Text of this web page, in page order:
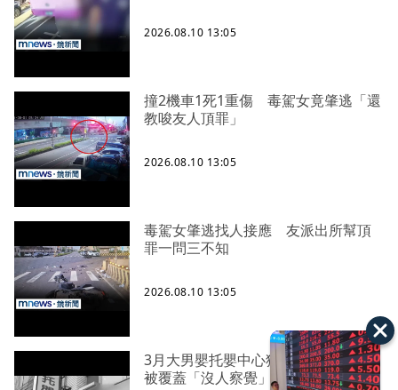
2026.08.10 13:05
撞2機車1死1重傷 毒駕女竟肇逃「還
教唆友人頂罪」
2026.08.10 13:05
毒駕女肇逃找人接應 友派出所幫頂
罪一問三不知
2026.08.10 13:05
3月大男嬰托嬰中心猝死 疑午睡遭棉
被覆蓋「沒人察覺」